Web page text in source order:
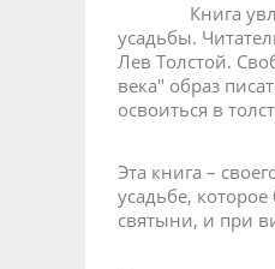
Книга
усадьбы.
Лев Толстой.
века" образ
освоиться в
Эта книга –
усадьбе,
святыни, и при